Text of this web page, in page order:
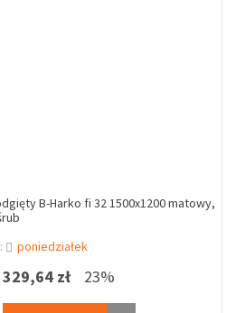
B-Harko fi 32 1500x1200 matowy,
poniedziałek
329,64 zł 23%